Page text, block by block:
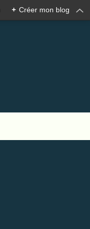
+ Créer mon blog